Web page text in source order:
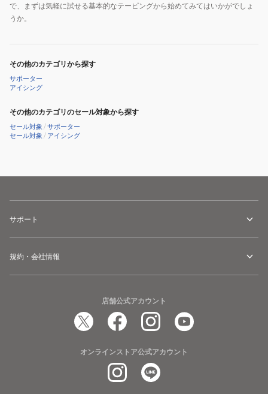
で、まずは気軽に試せる基本的なテーピングから始めてみてはいかがでしょ
うか。
その他のカテゴリから探す
サポーター
アイシング
その他のカテゴリのセール対象から探す
セール対象 /サポーター
セール対象 / アイシング
サポート
規約・会社情報
店舗公式アカウント
オンラインストア公式アカウント